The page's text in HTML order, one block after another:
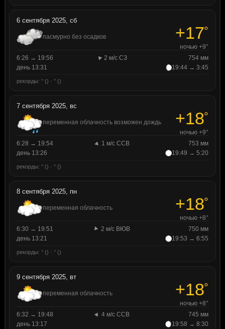
6 сентября 2025, сб
пасмурно без осадков +17°
ночью +9°
6:26 → 19:56
2 м/с СЗ
754 мм
день 13:31
19:44 → 3:45
рекорды: ° () · ° ()
7 сентября 2025, вс
переменная облачность возможен дождь +18°
ночью +9°
6:28 → 19:54
1 м/с ССВ
753 мм
день 13:26
19:49 → 5:20
рекорды: ° () · ° ()
8 сентября 2025, пн
переменная облачность +18°
ночью +8°
6:30 → 19:51
2 м/с ВЮВ
750 мм
день 13:21
19:53 → 6:55
рекорды: ° () · ° ()
9 сентября 2025, вт
переменная облачность +18°
ночью +8°
6:32 → 19:48
4 м/с ССВ
745 мм
день 13:17
19:58 → 8:30